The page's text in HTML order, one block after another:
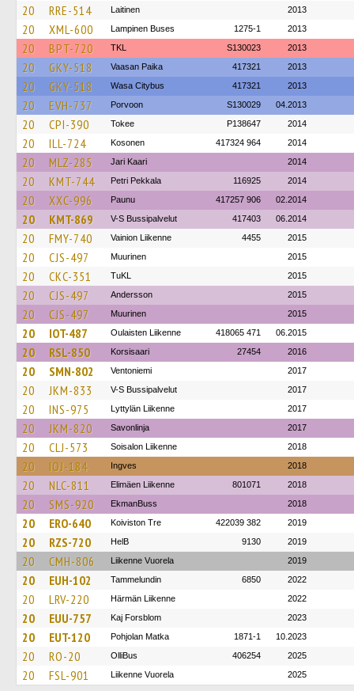
20 RRE-514 Laitinen 2013
20 XML-600 Lampinen Buses 1275-1 2013
20 BPT-720 TKL S130023 2013
20 GKY-518 Vaasan Paika 417321 2013
20 GKY-518 Wasa Citybus 417321 2013
20 EVH-737 Porvoon S130029 04.2013
20 CPI-390 Tokee P138647 2014
20 ILL-724 Kosonen 417324 964 2014
20 MLZ-285 Jari Kaari 2014
20 KMT-744 Petri Pekkala 116925 2014
20 XXC-996 Paunu 417257 906 02.2014
20 KMT-869 V-S Bussipalvelut 417403 06.2014
20 FMY-740 Vainion Liikenne 4455 2015
20 CJS-497 Muurinen 2015
20 CKC-351 TuKL 2015
20 CJS-497 Andersson 2015
20 CJS-497 Muurinen 2015
20 IOT-487 Oulaisten Liikenne 418065 471 06.2015
20 RSL-850 Korsisaari 27454 2016
20 SMN-802 Ventoniemi 2017
20 JKM-833 V-S Bussipalvelut 2017
20 INS-975 Lyttylän Liikenne 2017
20 JKM-820 Savonlinja 2017
20 CLJ-573 Soisalon Liikenne 2018
20 IOJ-184 Ingves 2018
20 NLC-811 Elimäen Liikenne 801071 2018
20 SMS-920 EkmanBuss 2018
20 ERO-640 Koiviston Tre 422039 382 2019
20 RZS-720 HelB 9130 2019
20 CMH-806 Liikenne Vuorela 2019
20 EUH-102 Tammelundin 6850 2022
20 LRV-220 Härmän Liikenne 2022
20 EUU-757 Kaj Forsblom 2023
20 EUT-120 Pohjolan Matka 1871-1 10.2023
20 RO-20 OlliBus 406254 2025
20 FSL-901 Liikenne Vuorela 2025